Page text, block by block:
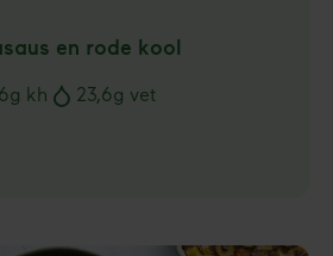
en rode kool
g kh 23,6g vet